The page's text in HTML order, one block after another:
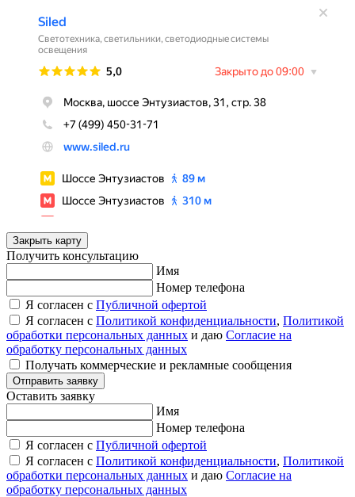
Закрыть карту
Получить консультацию
Имя
Номер телефона
Я согласен с Публичной офертой
Я согласен с Политикой конфиденциальности, Политикой
обработки персональных данных и даю Согласие на
обработку персональных данных
Получать коммерческие и рекламные сообщения
Отправить заявку
Оставить заявку
Имя
Номер телефона
Я согласен с Публичной офертой
Я согласен с Политикой конфиденциальности, Политикой
обработки персональных данных и даю Согласие на
обработку персональных данных